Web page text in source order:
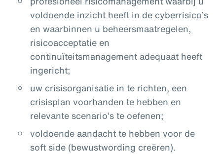
voldoende inzicht heeft in de cyberrisico’s
en waarbinnen u beheersmaatregelen,
risicoacceptatie en
continuïteitsmanagement adequaat heeft
ingericht;
uw crisisorganisatie in te richten, een
crisisplan voorhanden te hebben en
relevante scenario’s te oefenen;
voldoende aandacht te hebben voor de
soft side (bewustwording creëren).